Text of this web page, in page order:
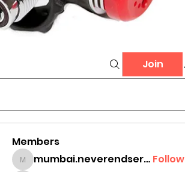
Join
Members
mumbai.neverendservices mumbai.neverendservices Follow